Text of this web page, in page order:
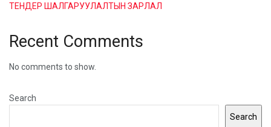
ТЕНДЕР ШАЛГАРУУЛАЛТЫН ЗАРЛАЛ
Recent Comments
No comments to show.
Search
Search